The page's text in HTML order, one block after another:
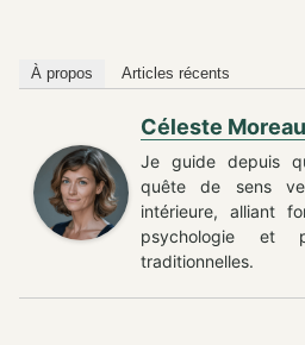
À propos Articles récents
Céleste Moreau
Je guide depuis
quête de sens
intérieure, alliant
psychologie et
traditionnelles.